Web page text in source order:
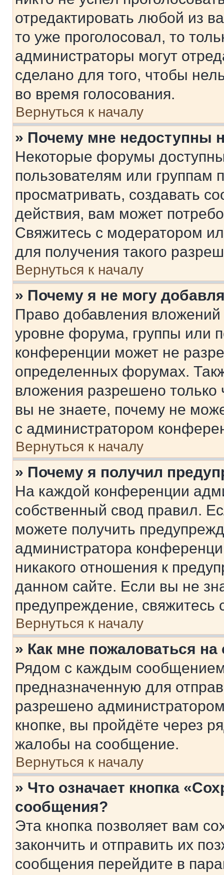
отредактировать любой из
то уже проголосовал, то
администраторы могут
сделано для того, чтобы
во время голосования.
Вернуться к началу
» Почему мне недоступны
Некоторые форумы
пользователям или группам
просматривать, создавать
действия, вам может
Свяжитесь с модератором
для получения такого
Вернуться к началу
» Почему я не могу
Право добавления
уровне форума, группы или
конференции может не
определенных форумах.
вложения разрешено
вы не знаете, почему не
с администратором
Вернуться к началу
» Почему я получил
На каждой конференции
собственный свод правил.
можете получить
администратора
никакого отношения к
данном сайте. Если вы не
предупреждение,
Вернуться к началу
» Как мне пожаловаться
Рядом с каждым сообщением
предназначенную для
разрешено
кнопке, вы пройдёте через
жалобы на сообщение.
Вернуться к началу
» Что означает кнопка
сообщения?
Эта кнопка позволяет вам
закончить и отправить их
сообщения перейдите в